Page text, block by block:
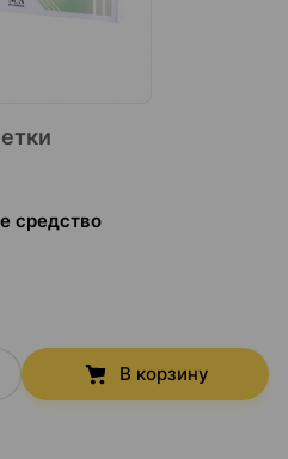
средство
В корзину